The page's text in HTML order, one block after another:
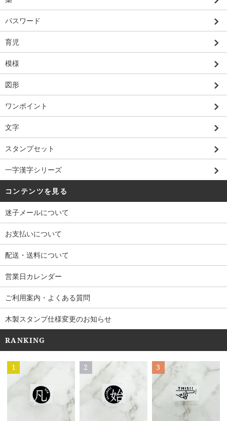
パスワード
育児
模様
図形
ワンポイント
文字
スタンプセット
一字漢字シリーズ
コンテンツを見る
迷子メールについて
お支払いについて
配送・送料について
営業日カレンダー
ご利用案内・よくある質問
木製スタンプ仕様変更のお知らせ
RANKING
1 2 3